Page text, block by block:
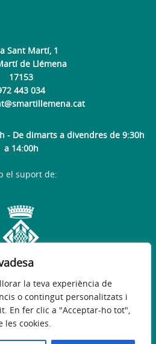
la teva experiència de
o contingut personalitzats i
En fer clic a "Acceptar-ho tot",
les cookies.
Sant Martí, 1
de Llémena
17153
443 034
- De dimarts a divendres de 9:30h
a 14:00h
privacitat
el suport de: